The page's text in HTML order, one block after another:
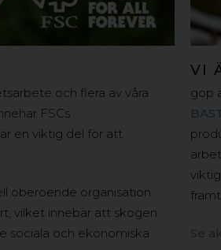
och flera av våra
FSCs
en viktig del för att
oberoende organisation
vilket innebär att skogen
sociala och ekonomiska
VI
gop
Se